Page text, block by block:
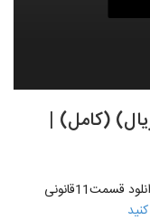
(کامل) |